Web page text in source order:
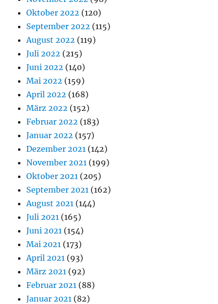
Oktober 2022 (120)
September 2022 (115)
August 2022 (119)
Juli 2022 (215)
Juni 2022 (140)
Mai 2022 (159)
April 2022 (168)
März 2022 (152)
Februar 2022 (183)
Januar 2022 (157)
Dezember 2021 (142)
November 2021 (199)
Oktober 2021 (205)
September 2021 (162)
August 2021 (144)
Juli 2021 (165)
Juni 2021 (154)
Mai 2021 (173)
April 2021 (93)
März 2021 (92)
Februar 2021 (88)
Januar 2021 (82)